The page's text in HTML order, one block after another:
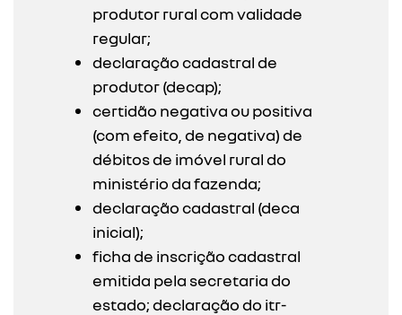
produtor rural com validade
regular;
declaração cadastral de
produtor (decap);
certidão negativa ou positiva
(com efeito, de negativa) de
débitos de imóvel rural do
ministério da fazenda;
declaração cadastral (deca
inicial);
ficha de inscrição cadastral
emitida pela secretaria do
estado; declaração do itr-